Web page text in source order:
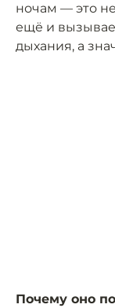
ночам — это
ещё и
дыхания, а
Почему оно